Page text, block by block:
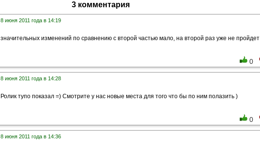
3 комментария
8 июня 2011 года в 14:19
значительных изменений по сравнению с второй частью мало, на второй раз уже не пройдет
0
8 июня 2011 года в 14:28
Ролик тупо показал =) Смотрите у нас новые места для того что бы по ним полазить )
0
8 июня 2011 года в 14:36